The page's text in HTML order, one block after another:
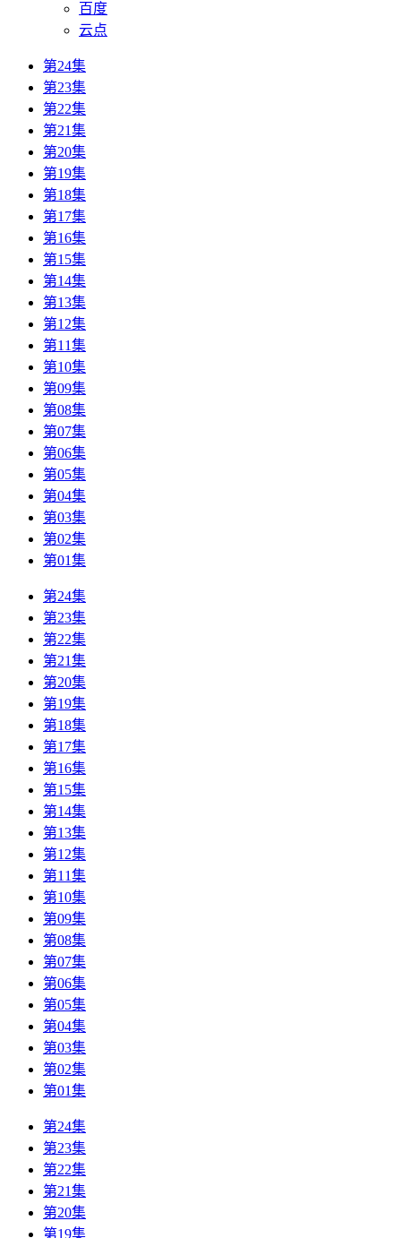
百度
云点
第24集
第23集
第22集
第21集
第20集
第19集
第18集
第17集
第16集
第15集
第14集
第13集
第12集
第11集
第10集
第09集
第08集
第07集
第06集
第05集
第04集
第03集
第02集
第01集
第24集
第23集
第22集
第21集
第20集
第19集
第18集
第17集
第16集
第15集
第14集
第13集
第12集
第11集
第10集
第09集
第08集
第07集
第06集
第05集
第04集
第03集
第02集
第01集
第24集
第23集
第22集
第21集
第20集
第19集